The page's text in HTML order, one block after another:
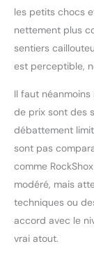
les petits chocs
nettement plus
sentiers
est perceptible,
Il faut
de prix sont des
débattement
sont pas
comme
modéré, mais
techniques ou
accord avec le
vrai atout.